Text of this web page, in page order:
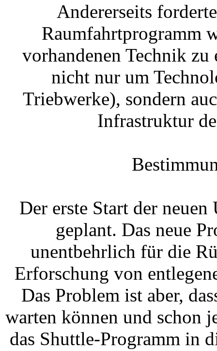
Andererseits
Raumfahrtprogramm
vorhandenen Technik
nicht nur um
Triebwerke), sondern
Infrastruktur
Der erste Start der
geplant. Das neue
unentbehrlich für die
Erforschung von
Das Problem ist aber,
warten können und schon
das Shuttle-Programm in